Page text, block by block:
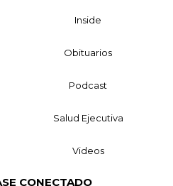
Inside
Obituarios
Podcast
Salud Ejecutiva
Videos
CONECTADO